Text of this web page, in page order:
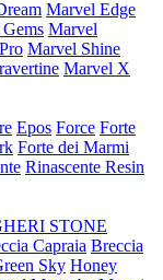
Marvel Edge
Marvel
Marvel Shine
Marvel X
Epos Force Forte
Forte dei Marmi
Rinascente Resin
STONE
Capraia Breccia
Sky Honey